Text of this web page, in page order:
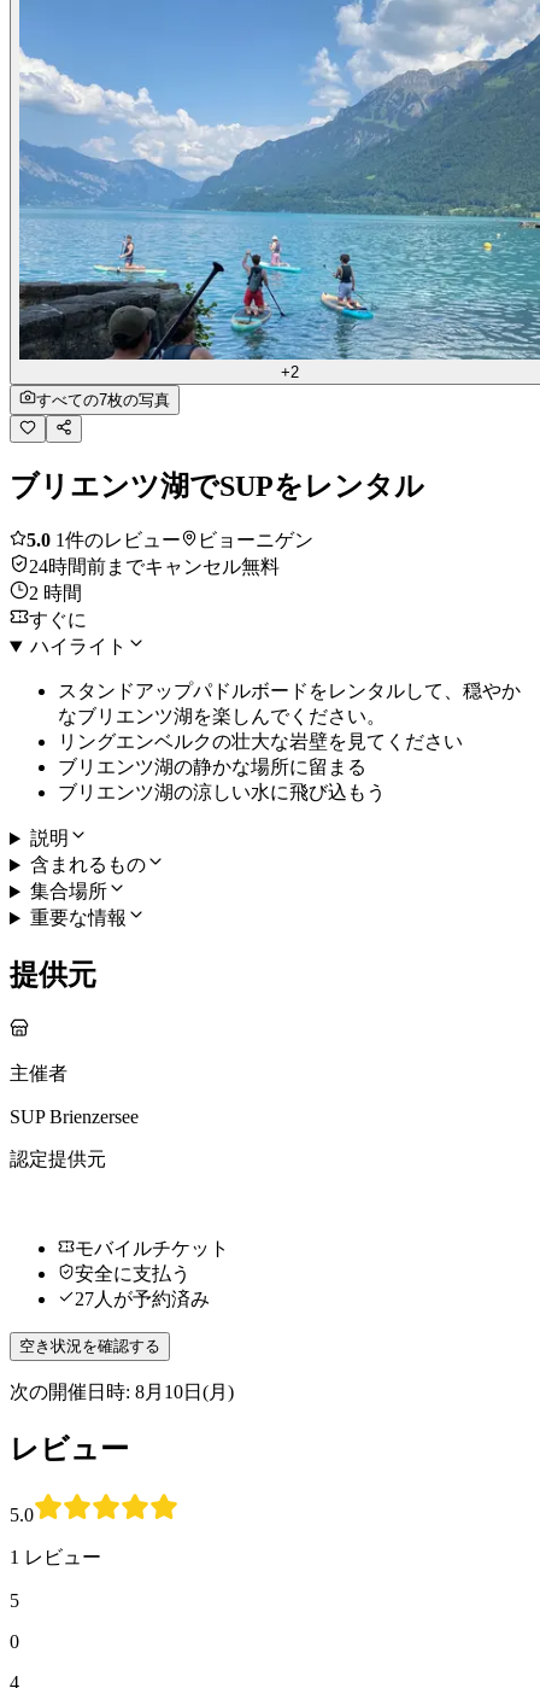
+2
すべての7枚の写真
ブリエンツ湖でSUPをレンタル
5.0 1件のレビュー
ビョーニゲン
24時間前までキャンセル無料
2 時間
すぐに
ハイライト
スタンドアップパドルボードをレンタルして、穏やか
なブリエンツ湖を楽しんでください。
リングエンベルクの壮大な岩壁を見てください
ブリエンツ湖の静かな場所に留まる
ブリエンツ湖の涼しい水に飛び込もう
説明
含まれるもの
集合場所
重要な情報
提供元
主催者
SUP Brienzersee
認定提供元
モバイルチケット
安全に支払う
27人が予約済み
空き状況を確認する
次の開催日時: 8月10日(月)
レビュー
5.0
1 レビュー
5
0
4